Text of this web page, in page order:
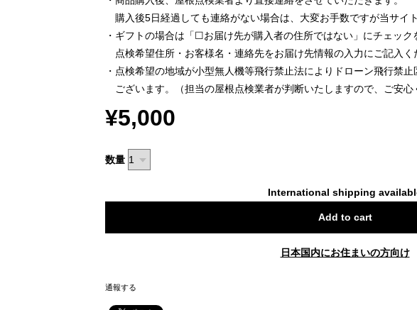
購入後5日経過しても連絡がない場合は、大変お手数ですが当サイ
・ギフトの場合は「☐お届け先が購入者の住所ではない」にチェック
点検希望住所・お客様名・連絡先をお届け先情報の入力にご記入く
・点検希望の地域が小型無人機等飛行禁止法によりドローン飛行禁
ございます。（担当の屋根点検業者が判断いたしますので、ご安心
¥5,000
数量
International shipping
Add to cart
日本国内にお住まいの方向け
通報する